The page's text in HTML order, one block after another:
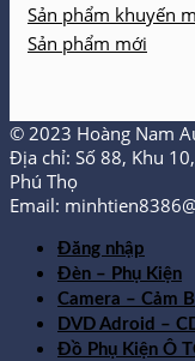
Sản phẩm khuyến
Sản phẩm mới
© 2023 Hoàng Nam
Địa chỉ: Số 88, Khu
Phú Thọ
Email:
Đăng nhập
Đèn – Phụ Kiện
Camera – Cảm
DVD Adroid –
Đồ Phụ Kiện Ô